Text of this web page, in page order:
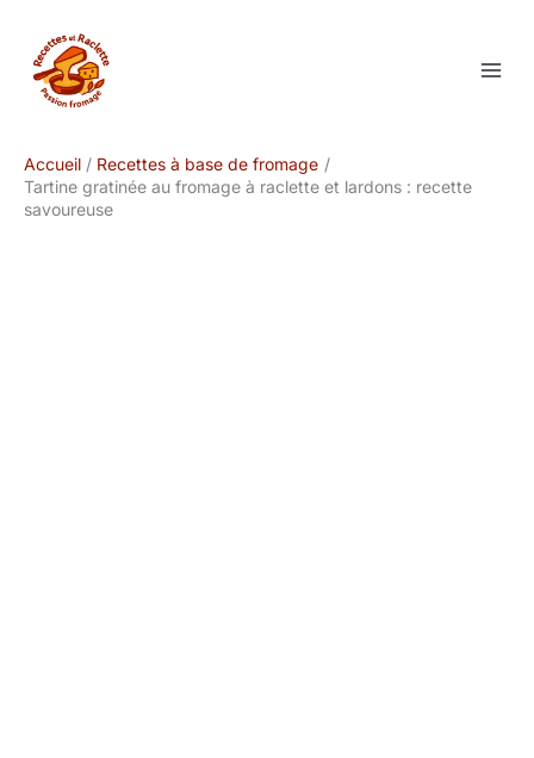
contenu
Accueil
Recettes à base de fromage
Tartine gratinée au fromage à raclette et lardons : recette
savoureuse